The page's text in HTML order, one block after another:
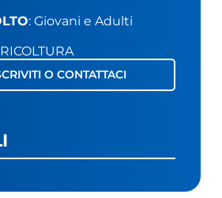
: Giovani e Adulti
O CONTATTACI